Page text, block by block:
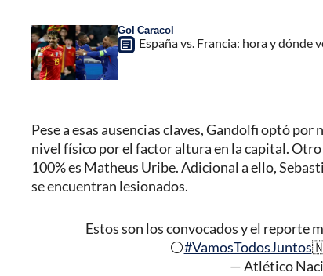
Gol Caracol
España vs. Francia: hora y dónde
Pese a esas ausencias claves, Gandolfi optó
nivel físico por el factor altura en la capital. Otro
100% es Matheus Uribe. Adicional a ello,
se encuentran lesionados.
Estos son los convocados y el reporte
⚪️#VamosTodosJuntos
— Atlético